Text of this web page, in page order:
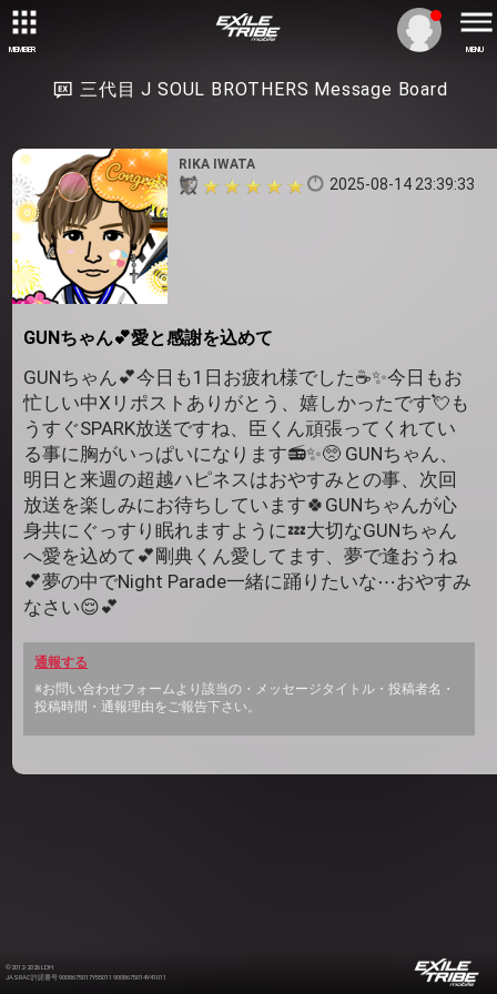
MEMBER MENU
三代目 J SOUL BROTHERS Message Board
RIKA IWATA
2025-08-14 23:39:33
GUNちゃん💕愛と感謝を込めて
GUNちゃん💕今日も1日お疲れ様でした☕️✨️今日もお
忙しい中Xリポストありがとう、嬉しかったです💘も
うすぐSPARK放送ですね、臣くん頑張ってくれてい
る事に胸がいっぱいになります📻️✨️🥺 GUNちゃん、
明日と来週の超越ハピネスはおやすみとの事、次回
放送を楽しみにお待ちしています🍀GUNちゃんが心
身共にぐっすり眠れますように💤大切なGUNちゃん
へ愛を込めて💕剛典くん愛してます、夢で逢おうね
💕夢の中でNight Parade一緒に踊りたいな⋯おやすみ
なさい😌💕
通報する
※お問い合わせフォームより該当の・メッセージタイトル・投稿者名・
投稿時間・通報理由をご報告下さい。
©2012-2026 LDH
JASRAC許諾番号 9008675017Y55011 9008675014Y41011